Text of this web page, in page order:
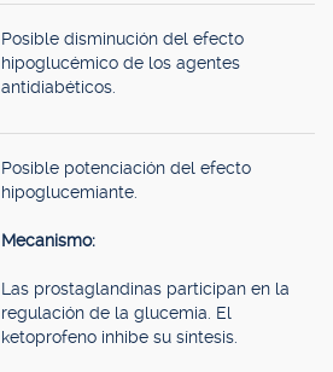
Posible disminución del efecto
hipoglucémico de los agentes
antidiabéticos.
Posible potenciación del efecto
hipoglucemiante.
Mecanismo:
Las prostaglandinas participan en la
regulación de la glucemia. El
ketoprofeno inhibe su síntesis.